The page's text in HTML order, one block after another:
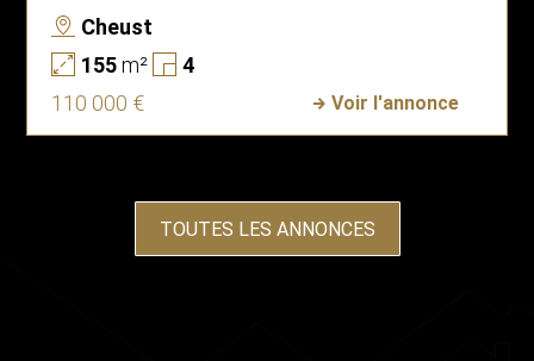
Cheust
155m²
4
110 000 €
Voir l'annonce
TOUTES LES ANNONCES